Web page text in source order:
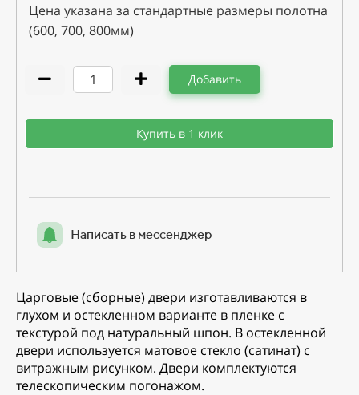
Цена указана за стандартные размеры полотна
(600, 700, 800мм)
Добавить
Купить в 1 клик
Написать в мессенджер
Царговые (сборные) двери изготавливаются в
глухом и остекленном варианте в пленке с
текстурой под натуральный шпон. В остекленной
двери используется матовое стекло (сатинат) с
витражным рисунком. Двери комплектуются
телескопическим погонажом.